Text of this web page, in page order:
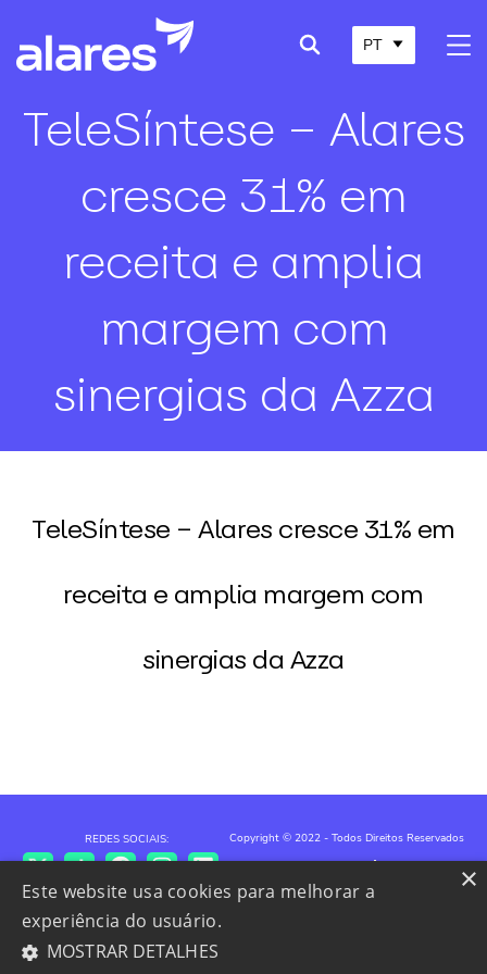
PT
TeleSíntese – Alares
cresce 31% em
receita e amplia
margem com
sinergias da Azza
TeleSíntese – Alares cresce 31% em
receita e amplia margem com
sinergias da Azza
REDES SOCIAIS:
Copyright © 2022 - Todos Direitos Reservados
×
Este website usa cookies para melhorar a
experiência do usuário.
MOSTRAR DETALHES